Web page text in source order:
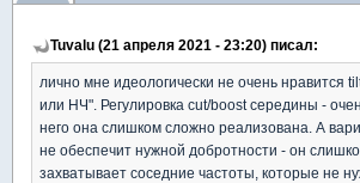
Tuvalu (21 апреля 2021 - 23:20) писал:
лично мне идеологически не очень нравится
или НЧ". Регулировка cut/boost середины -
него она слишком сложно реализована. А
не обеспечит нужной добротности - он
захватывает соседние частоты, которые не